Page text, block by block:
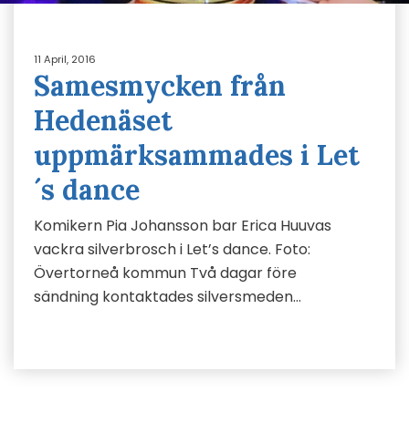
11 April, 2016
Samesmycken från
Hedenäset
uppmärksammades i Let
´s dance
Komikern Pia Johansson bar Erica Huuvas
vackra silverbrosch i Let’s dance. Foto:
Övertorneå kommun Två dagar före
sändning kontaktades silversmeden…